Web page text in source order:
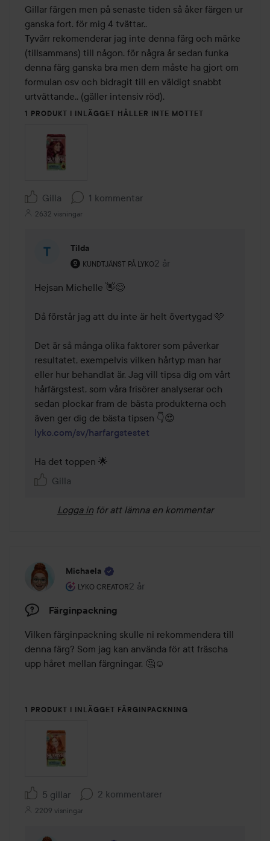
av
5
Gillar färgen men på senaste tiden så åker färgen ur
ganska fort. för mig 4 tvättar..
Tyvärr rekomenderar jag inte denna färg och märke
(tillsammans) till någon. för några år sedan funka
denna färg ganska bra men dem måste ha gjort om
formulan osv och bidragit till en väldigt snabbt
1 PRODUKT I INLÄGGET HÅLLER INTE MOTTET
Gilla 1 kommentar
2632 visningar
Tilda
KUNDTJÄNST PÅ LYKO
Användarens roll: Kundtjänst på Lyko.
2 år
Kommentaren lades 2 år
Hejsan Michelle 👋😊
Då förstår jag att du inte är helt övertygad 🩷
Det är så många olika faktorer som påverkar
resultatet, exempelvis vilken hårtyp man har
eller hur behandlat är. Jag vill tipsa dig om vårt
hårfärgstest, som våra frisörer analyserar och
sedan plockar fram de bästa produkterna och
lyko.com/sv/harfargstestet
Ha det toppen 🌟
Gilla
Logga in för att lämna en kommentar
Michaela
LYKO CREATOR
Användarens roll: Lyko Creator.
2 år
Inlägget skapades 2 år
Färginpackning
Vilken färginpackning skulle ni rekommendera till
denna färg? Som jag kan använda för att fräscha
upp håret mellan färgningar. 🤔☺️
1 PRODUKT I INLÄGGET FÄRGINPACKNING
5 gillar 2 kommentarer
2209 visningar